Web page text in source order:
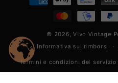
pagamento
© 2026,Vivo Vintage
Informativa sui rimborsi
Termini e condizioni del servizio